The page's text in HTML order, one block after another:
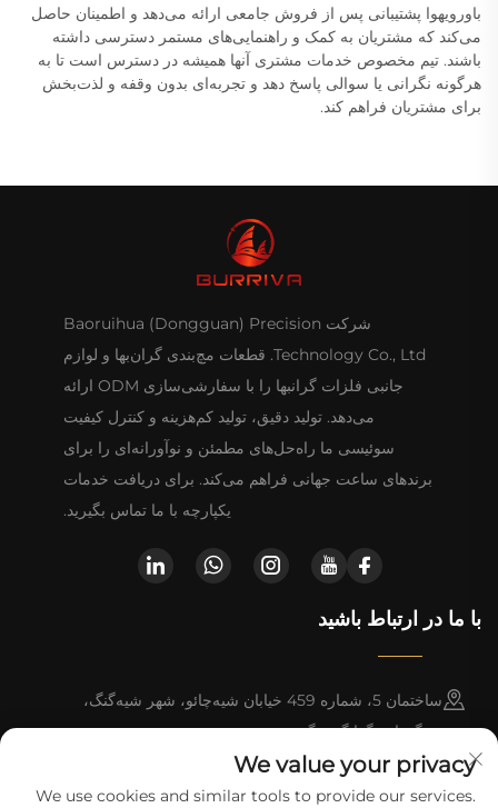
باورویهوا پشتیبانی پس از فروش جامعی ارائه می‌دهد و اطمینان حاصل
می‌کند که مشتریان به کمک و راهنمایی‌های مستمر دسترسی داشته
باشند. تیم مخصوص خدمات مشتری آنها همیشه در دسترس است تا به
هرگونه نگرانی یا سوالی پاسخ دهد و تجربه‌ای بدون وقفه و لذت‌بخش
برای مشتریان فراهم کند.
شرکت Baoruihua (Dongguan) Precision
Technology Co., Ltd. قطعات مچ‌بندی گران‌بها و لوازم
جانبی فلزات گرانبها را با سفارشی‌سازی ODM ارائه
می‌دهد. تولید دقیق، تولید کم‌هزینه و کنترل کیفیت
سوئیسی ما راه‌حل‌های مطمئن و نوآورانه‌ای را برای
برندهای ساعت جهانی فراهم می‌کند. برای دریافت خدمات
یکپارچه با ما تماس بگیرید.
با ما در ارتباط باشید
ساختمان 5، شماره 459 خیابان شیه‌چائو، شهر شیه‌گنگ،
دونگقوان، گوانگ‌دونگ
+852-8402 6198
We value your privacy
We use cookies and similar tools to provide our services.